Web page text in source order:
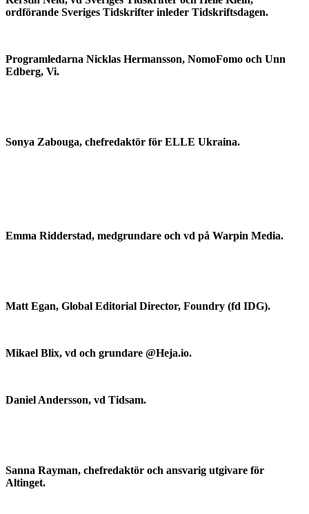
ordförande Sveriges Tidskrifter inleder Tidskriftsdagen.
Programledarna Nicklas Hermansson, NomoFomo och Unn
Edberg, Vi.
Sonya Zabouga, chefredaktör för ELLE Ukraina.
Emma Ridderstad, medgrundare och vd på Warpin Media.
Matt Egan, Global Editorial Director, Foundry (fd IDG).
Mikael Blix, vd och grundare @Heja.io.
Daniel Andersson, vd Tidsam.
Sanna Rayman, chefredaktör och ansvarig utgivare för
Altinget.